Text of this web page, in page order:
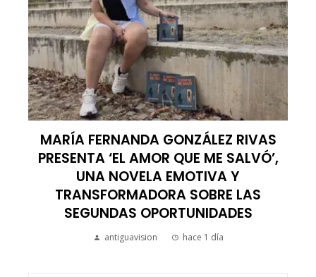
MARÍA FERNANDA GONZÁLEZ RIVAS
PRESENTA ‘EL AMOR QUE ME SALVÓ’,
UNA NOVELA EMOTIVA Y
TRANSFORMADORA SOBRE LAS
SEGUNDAS OPORTUNIDADES
antiguavision hace 1 día